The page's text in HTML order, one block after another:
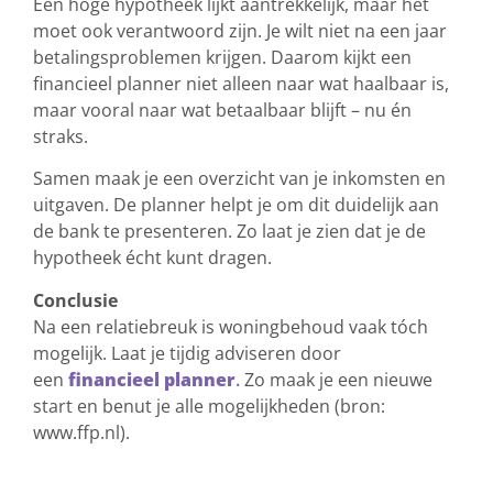
moet ook verantwoord zijn. Je wilt niet na een jaar
betalingsproblemen krijgen. Daarom kijkt een
financieel planner niet alleen naar wat haalbaar is,
maar vooral naar wat betaalbaar blijft – nu én
straks.
Samen maak je een overzicht van je inkomsten en
uitgaven. De planner helpt je om dit duidelijk aan
de bank te presenteren. Zo laat je zien dat je de
hypotheek écht kunt dragen.
Conclusie
Na een relatiebreuk is woningbehoud vaak tóch
mogelijk. Laat je tijdig adviseren door
een financieel planner.Zo maak je een nieuwe
start en benut je alle mogelijkheden (bron:
www.ffp.nl).